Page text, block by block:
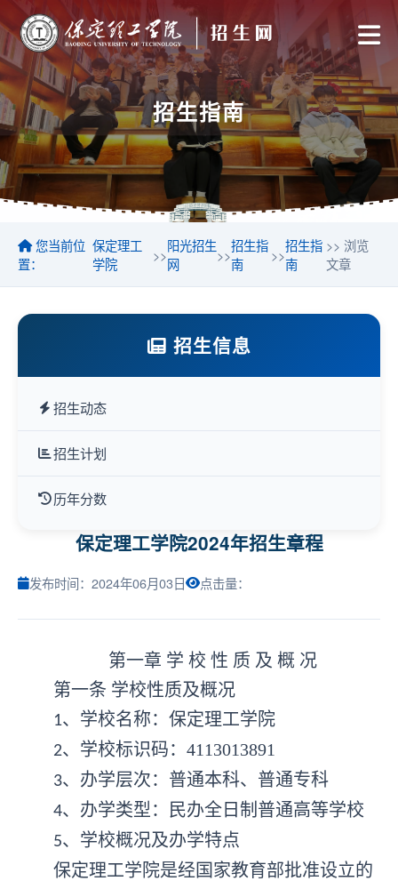
招生指南
您当前位
置：
保定理工
学院
>>阳光招生
网
>>招生指
南
>>招生指
南
>> 浏览
文章
招生信息
招生动态
招生计划
历年分数
保定理工学院2024年招生章程
发布时间：2024年06月03日 点击量：
第一章 学 校 性 质 及 概 况
第一条 学校性质及概况
1、学校名称：保定理工学院
2、 学校标识码： 4113013891
3、办学层次：普通本科、普通专科
4、办学类型：民办全日制普通高等学校
5、学校概况及办学特点
保定理工学院是经国家教育部批准设立的